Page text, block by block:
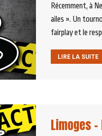
Récemment, à
ailes ». Un
fairplay et le
LIRE LA SUITE
Limoges